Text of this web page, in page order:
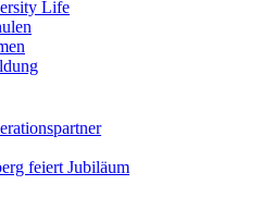
Life
feiert Jubiläum